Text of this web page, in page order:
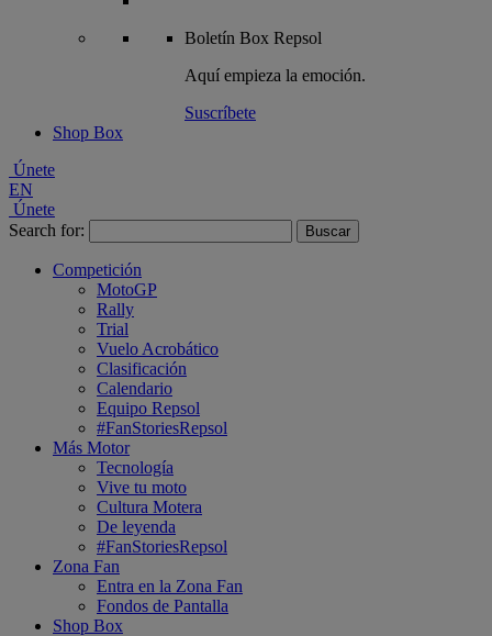
Boletín Box Repsol
Aquí empieza la emoción.
Suscríbete
Shop Box
Únete
EN
Únete
Search for:
Competición
MotoGP
Rally
Trial
Vuelo Acrobático
Clasificación
Calendario
Equipo Repsol
#FanStoriesRepsol
Más Motor
Tecnología
Vive tu moto
Cultura Motera
De leyenda
#FanStoriesRepsol
Zona Fan
Entra en la Zona Fan
Fondos de Pantalla
Shop Box